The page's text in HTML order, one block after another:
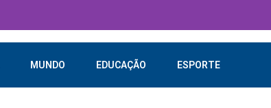
MUNDO EDUCAÇÃO ESPORTE